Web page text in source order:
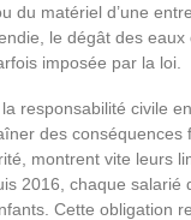
du matériel d’une
le dégât des
imposée par la loi.
responsabilité civile
des conséquences
montrent vite leurs
2016, chaque
Cette obligation